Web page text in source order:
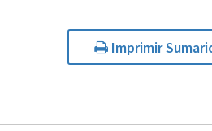
Imprimir